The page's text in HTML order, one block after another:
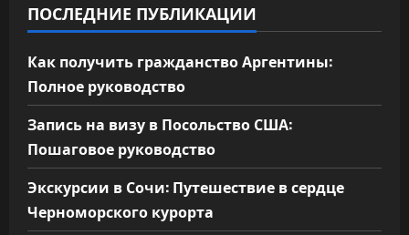
ПОСЛЕДНИЕ ПУБЛИКАЦИИ
Как получить гражданство Аргентины:
Полное руководство
Запись на визу в Посольство США:
Пошаговое руководство
Экскурсии в Сочи: Путешествие в сердце
Черноморского курорта